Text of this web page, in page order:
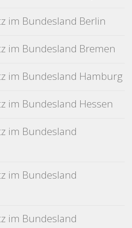
im Bundesland Berlin
im Bundesland Bremen
im Bundesland Hamburg
im Bundesland Hessen
im Bundesland
im Bundesland
im Bundesland